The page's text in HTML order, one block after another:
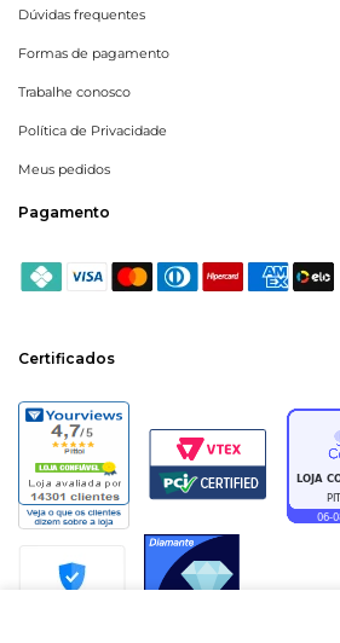
Dúvidas frequentes
Formas de pagamento
Trabalhe conosco
Política de Privacidade
Meus pedidos
Pagamento
Certificados